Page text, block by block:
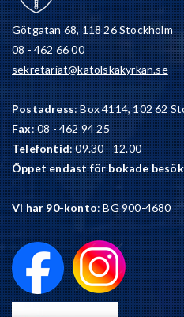
Götgatan 68, 118 26 Stockholm
08 - 462 66 00
sekretariat@katolskakyrkan.se
Postadress: Box 4114, 102 62
Fax: 08 - 462 94 25
Telefontid: 09.30 - 12.00
Öppet endast för bokade besök
Vi har 90-konto: BG 900-4680